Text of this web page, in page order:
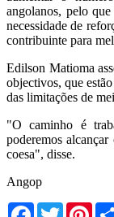
angolanos, pelo
necessidade de
contribuinte para
Edilson Matioma
objectivos, que
das limitações de
"O caminho é
poderemos
coesa", disse.
Angop
Facebook
Twitter